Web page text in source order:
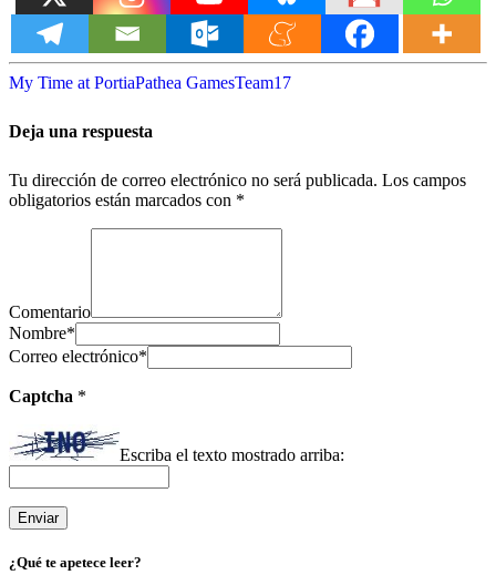
My Time at PortiaPathea GamesTeam17
Deja una respuesta
Tu dirección de correo electrónico no será publicada. Los campos
obligatorios están marcados con *
Comentario
Nombre*
Correo electrónico*
Captcha *
Escriba el texto mostrado arriba:
¿Qué te apetece leer?